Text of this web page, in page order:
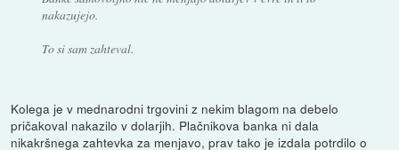
nakazujejo.
To si sam zahteval.
Kolega je v mednarodni trgovini z nekim blagom na debelo
pričakoval nakazilo v dolarjih. Plačnikova banka ni dala
nikakršnega zahtevka za menjavo, prav tako je izdala potrdilo o